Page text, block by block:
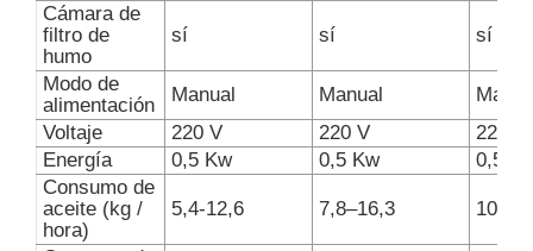
Cámara de
filtro de
humo
sí sí sí
Modo de
alimentación
Manual Manual
Voltaje
220 V 220 V
220 V
Energía
0,5 Kw 0,5 Kw
0,5
Consumo de
aceite (kg /
hora)
5,4-12,6 7,8–16,3 10.2-